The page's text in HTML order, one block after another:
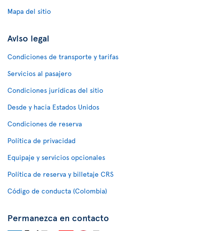
Mapa del sitio
Aviso legal
Condiciones de transporte y tarifas
Servicios al pasajero
Condiciones jurídicas del sitio
Desde y hacia Estados Unidos
Condiciones de reserva
Política de privacidad
Equipaje y servicios opcionales
Política de reserva y billetaje CRS
Código de conducta (Colombia)
Permanezca en contacto